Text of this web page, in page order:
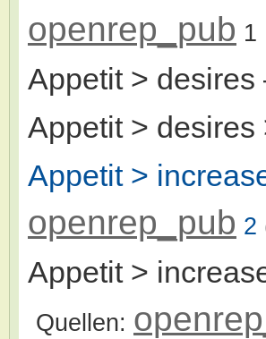
openrep_pub 1
Appetit > desires
Appetit > desires
Appetit >
openrep_pub 2
Appetit >
Quellen: